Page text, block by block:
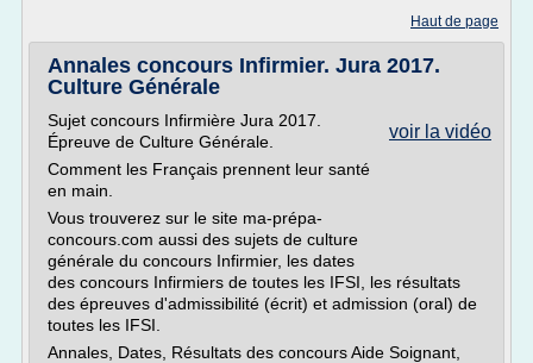
Haut de page
Annales concours Infirmier. Jura 2017.
Culture Générale
voir la vidéo
Sujet concours Infirmière Jura 2017.
Épreuve de Culture Générale.
Comment les Français prennent leur santé
en main.
Vous trouverez sur le site ma-prépa-
concours.com aussi des sujets de culture
générale du concours Infirmier, les dates
des concours Infirmiers de toutes les IFSI, les résultats
des épreuves d'admissibilité (écrit) et admission (oral) de
toutes les IFSI.
Annales, Dates, Résultats des concours Aide Soignant,